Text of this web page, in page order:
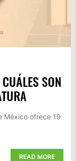
SON
México ofrece 19
READ MORE